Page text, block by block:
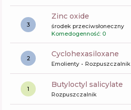
3
zinc oxide
środek przeciwsłoneczny
Komedogenność: 0
2 cyclohexasiloxane
Emolienty Rozpuszczalnik
1 butyloctyl salicylate
Rozpuszczalnik